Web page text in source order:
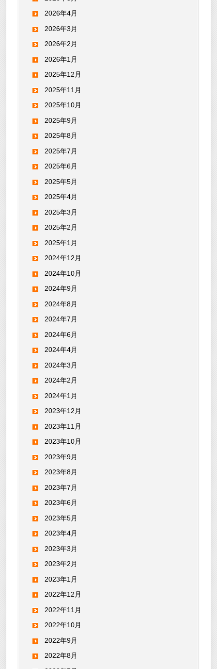
2026年4月
2026年3月
2026年2月
2026年1月
2025年12月
2025年11月
2025年10月
2025年9月
2025年8月
2025年7月
2025年6月
2025年5月
2025年4月
2025年3月
2025年2月
2025年1月
2024年12月
2024年10月
2024年9月
2024年8月
2024年7月
2024年6月
2024年4月
2024年3月
2024年2月
2024年1月
2023年12月
2023年11月
2023年10月
2023年9月
2023年8月
2023年7月
2023年6月
2023年5月
2023年4月
2023年3月
2023年2月
2023年1月
2022年12月
2022年11月
2022年10月
2022年9月
2022年8月